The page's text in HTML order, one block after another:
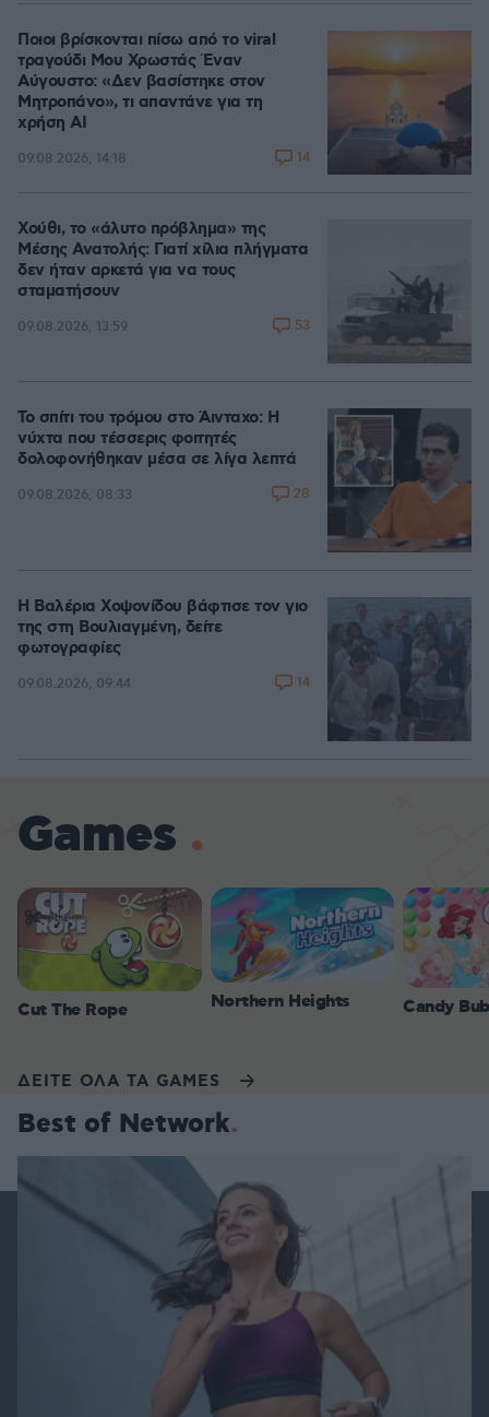
Ποιοι βρίσκονται πίσω από το viral
τραγούδι Μου Χρωστάς Έναν
Αύγουστο: «Δεν βασίστηκε στον
Μητροπάνο», τι απαντάνε για τη
χρήση AI
09.08.2026, 14:18 14
Χούθι, το «άλυτο πρόβλημα» της
Μέσης Ανατολής: Γιατί χίλια πλήγματα
δεν ήταν αρκετά για να τους
σταματήσουν
09.08.2026, 13:59 53
Το σπίτι του τρόμου στο Άινταχο: Η
νύχτα που τέσσερις φοιτητές
δολοφονήθηκαν μέσα σε λίγα λεπτά
09.08.2026, 08:33 28
Η Βαλέρια Χοψονίδου βάφτισε τον γιο
της στη Βουλιαγμένη, δείτε
φωτογραφίες
09.08.2026, 09:44 14
Games
Cut The Rope Northern Heights Candy
ΔΕΙΤΕ ΟΛΑ ΤΑ GAMES
Best of Network